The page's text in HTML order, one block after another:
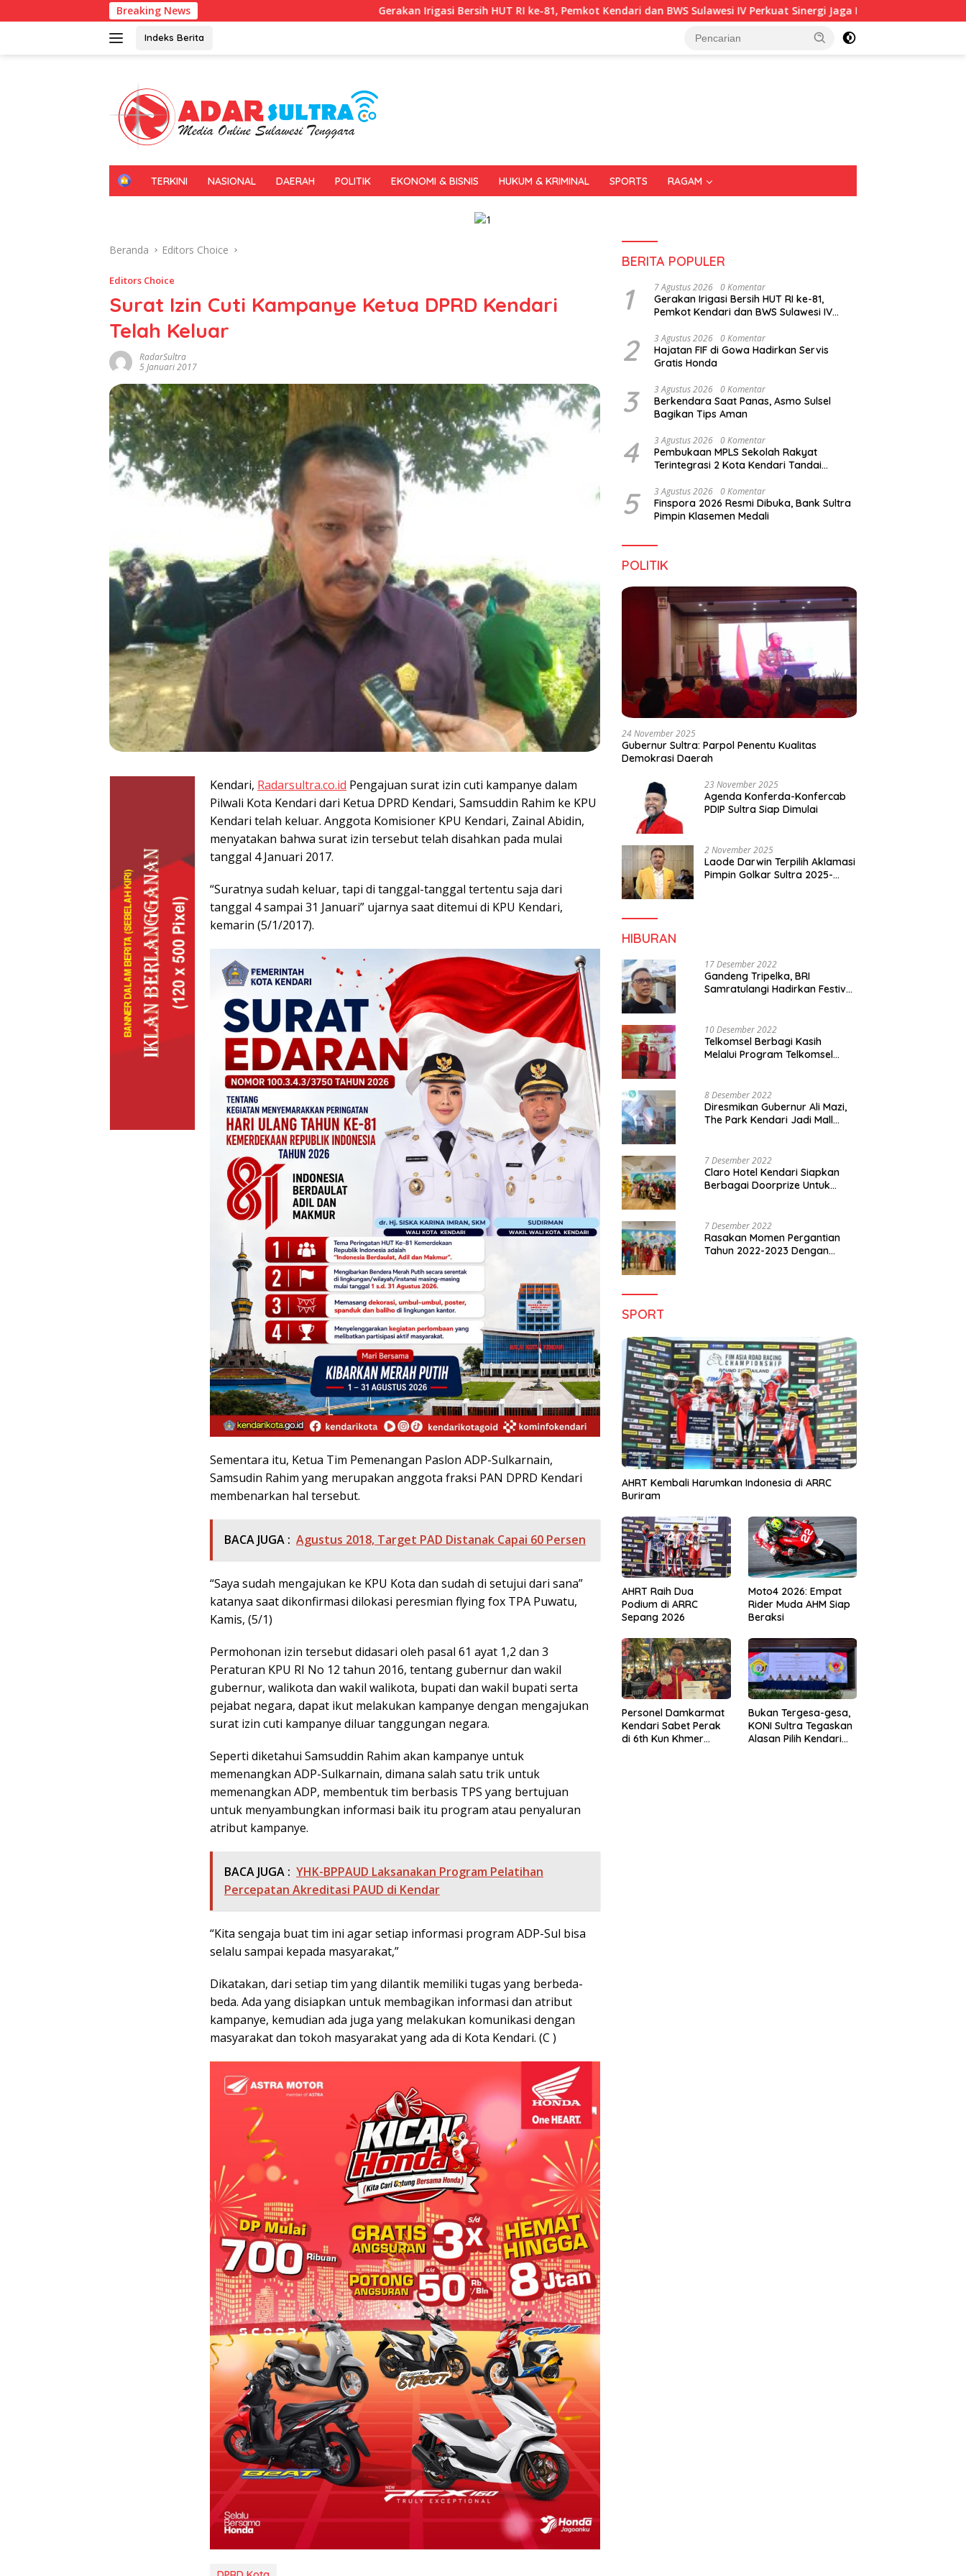
ke
Breaking News Gerakan Irigasi Bersih HUT RI ke-81, Pemkot Kendari dan BWS Sulawesi IV Perkuat Sinergi Jaga Irigasi Amohalo
Indeks Berita
H
TERKINI NASIONAL DAERAH POLITIK EKONOMI & BISNIS HUKUM & KRIMINAL SPORTS RAGAM
Beranda Editors Choice
Editors Choice
Surat Izin Cuti Kampanye Ketua DPRD Kendari
Telah Keluar
RadarSultra
5 Januari 2017
Kendari, Radarsultra.co.id Pengajuan surat izin cuti kampanye dalam
Pilwali Kota Kendari dari Ketua DPRD Kendari, Samsuddin Rahim ke KPU
Kendari telah keluar. Anggota Komisioner KPU Kendari, Zainal Abidin,
menyatakan bahwa surat izin tersebut telah disahkan pada mulai
tanggal 4 Januari 2017.
“Suratnya sudah keluar, tapi di tanggal-tanggal tertentu saja dari
tanggal 4 sampai 31 Januari” ujarnya saat ditemui di KPU Kendari,
kemarin (5/1/2017).
Sementara itu, Ketua Tim Pemenangan Paslon ADP-Sulkarnain,
Samsudin Rahim yang merupakan anggota fraksi PAN DPRD Kendari
membenarkan hal tersebut.
BACA JUGA : Agustus 2018, Target PAD Distanak Capai 60 Persen
“Saya sudah mengajukan ke KPU Kota dan sudah di setujui dari sana”
katanya saat dikonfirmasi dilokasi peresmian flying fox TPA Puwatu,
Kamis, (5/1)
Permohonan izin tersebut didasari oleh pasal 61 ayat 1,2 dan 3
Peraturan KPU RI No 12 tahun 2016, tentang gubernur dan wakil
gubernur, walikota dan wakil walikota, bupati dan wakil bupati serta
pejabat negara, dapat ikut melakukan kampanye dengan mengajukan
surat izin cuti kampanye diluar tanggungan negara.
Seperti diketahui Samsuddin Rahim akan kampanye untuk
memenangkan ADP-Sulkarnain, dimana salah satu trik untuk
memenangkan ADP, membentuk tim berbasis TPS yang bertujuan
untuk menyambungkan informasi baik itu program atau penyaluran
atribut kampanye.
BACA JUGA : YHK-BPPAUD Laksanakan Program Pelatihan
Percepatan Akreditasi PAUD di Kendar
“Kita sengaja buat tim ini agar setiap informasi program ADP-Sul bisa
selalu sampai kepada masyarakat,”
Dikatakan, dari setiap tim yang dilantik memiliki tugas yang berbeda-
beda. Ada yang disiapkan untuk membagikan informasi dan atribut
kampanye, kemudian ada juga yang melakukan komunikasi dengan
masyarakat dan tokoh masyarakat yang ada di Kota Kendari. (C )
BERITA POPULER
1 7 Agustus 2026 0 Komentar
Gerakan Irigasi Bersih HUT RI ke-81,
Pemkot Kendari dan BWS Sulawesi IV
2 3 Agustus 2026 0 Komentar
Hajatan FIF di Gowa Hadirkan Servis
Gratis Honda
3 3 Agustus 2026 0 Komentar
Berkendara Saat Panas, Asmo Sulsel
Bagikan Tips Aman
4 3 Agustus 2026 0 Komentar
Pembukaan MPLS Sekolah Rakyat
Terintegrasi 2 Kota Kendari Tandai
5 3 Agustus 2026 0 Komentar
Finspora 2026 Resmi Dibuka, Bank Sultra
Pimpin Klasemen Medali
POLITIK
24 November 2025
Gubernur Sultra: Parpol Penentu Kualitas
Demokrasi Daerah
23 November 2025
Agenda Konferda-Konfercab
PDIP Sultra Siap Dimulai
2 November 2025
Laode Darwin Terpilih Aklamasi
Pimpin Golkar Sultra 2025-
HIBURAN
17 Desember 2022
Gandeng Tripelka, BRI
Samratulangi Hadirkan Festival
10 Desember 2022
Telkomsel Berbagi Kasih
Melalui Program Telkomsel
8 Desember 2022
Diresmikan Gubernur Ali Mazi,
The Park Kendari Jadi Mall
7 Desember 2022
Claro Hotel Kendari Siapkan
Berbagai Doorprize Untuk
7 Desember 2022
Rasakan Momen Pergantian
Tahun 2022-2023 Dengan
SPORT
AHRT Kembali Harumkan Indonesia di ARRC
Buriram
AHRT Raih Dua
Podium di ARRC
Sepang 2026
Moto4 2026: Empat
Rider Muda AHM Siap
Beraksi
Personel Damkarmat
Kendari Sabet Perak
di 6th Kun Khmer
Bukan Tergesa-gesa,
KONI Sultra Tegaskan
Alasan Pilih Kendari